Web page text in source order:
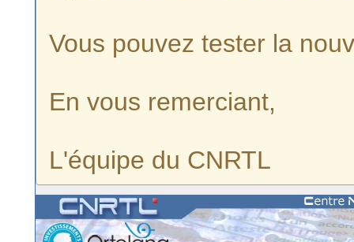
Vous pouvez tester la
En vous remerciant,
L'équipe du CNRTL